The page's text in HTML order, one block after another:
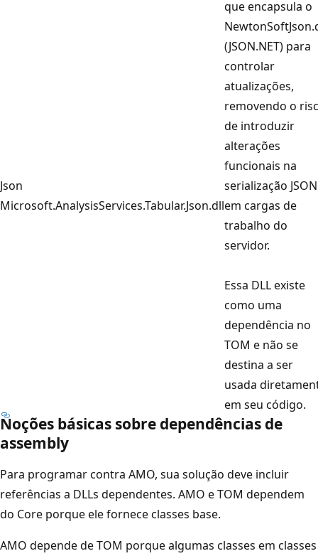
Json
Microsoft.AnalysisServices.Tabular.Json.dll
que encapsula o
(JSON.NET) para
controlar
atualizações,
removendo o
de introduzir
alterações
funcionais na
serialização JSON
em cargas de
trabalho do
servidor.
Essa DLL existe
como uma
dependência no
TOM e não se
destina a ser
usada
em seu código.
Noções básicas sobre dependências de
assembly
Para programar contra AMO, sua solução deve incluir
referências a DLLs dependentes. AMO e TOM dependem
do Core porque ele fornece classes base.
AMO depende de TOM porque algumas classes em classes